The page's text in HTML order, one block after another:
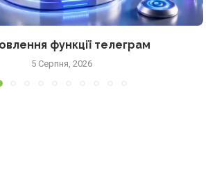
функції телеграм
5 Серпня, 2026